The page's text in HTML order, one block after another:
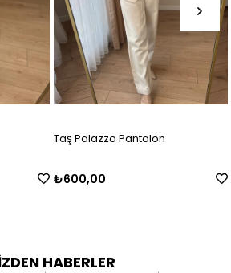
Taş Palazzo Pantolon
₺600,00
HABERLER